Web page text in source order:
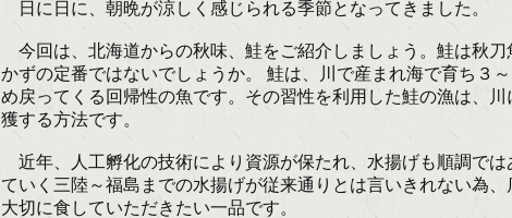
日に日に、朝晩が涼しく感じられる季節となってきました。
今回は、北海道からの秋味、鮭をご紹介しましょう。鮭は秋
かずの定番ではないでしょうか。 鮭は、川で産まれ海で育ち３
め戻ってくる回帰性の魚です。その習性を利用した鮭の漁は、
獲する方法です。
近年、人工孵化の技術により資源が保たれ、水揚げも順調で
ていく三陸～福島までの水揚げが従来通りとは言いきれない為
大切に食していただきたい一品です。